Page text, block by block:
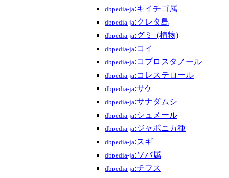
dbpedia-ja:キイチゴ属
dbpedia-ja:クレタ島
dbpedia-ja:グミ_(植物)
dbpedia-ja:コイ
dbpedia-ja:コプロスタノール
dbpedia-ja:コレステロール
dbpedia-ja:サケ
dbpedia-ja:サナダムシ
dbpedia-ja:シュメール
dbpedia-ja:ジャポニカ種
dbpedia-ja:スギ
dbpedia-ja:ソバ属
dbpedia-ja:チフス